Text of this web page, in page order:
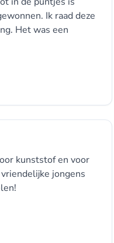
Ik raad deze
Het was een
kunststof en voor
jongens